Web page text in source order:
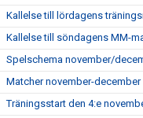
Kallelse till lördagens
Kallelse till söndagens MM-
Spelschema november/
Matcher november-december
Träningsstart den 4:e